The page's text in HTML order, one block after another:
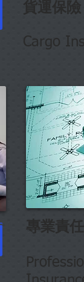
貨運保險
Cargo
專業責